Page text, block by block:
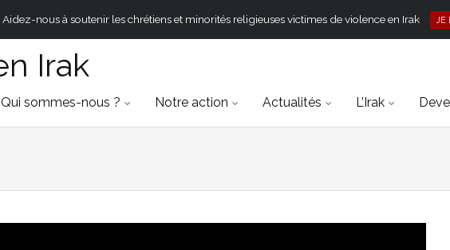
Aidez-nous à soutenir les chrétiens et minorités religieuses victimes de violence en Irak JE
Qui sommes-nous ? Notre action Actualités L’Irak